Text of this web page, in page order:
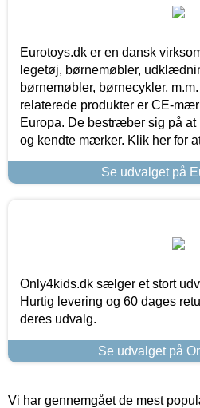
Eurotoys.dk er en dansk
legetøj, børnemøbler,
børnemøbler, børnecykler,
relaterede produkter er CE-
Europa. De bestræber sig på
og kendte mærker. Klik her for
Se udvalget på
Only4kids.dk sælger et stort
Hurtig levering og 60 dages
deres udvalg.
Se udvalget på
Vi har gennemgået de mest